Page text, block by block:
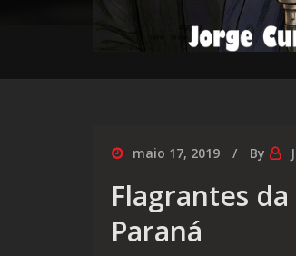
maio 17, 2019 By
Flagrantes
Paraná